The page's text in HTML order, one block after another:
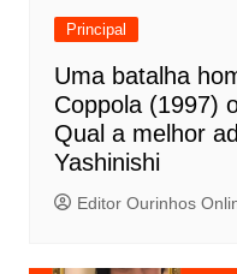
Principal
Uma batalha
Coppola (1997)
Qual a melhor
Yashinishi
Editor Ourinhos